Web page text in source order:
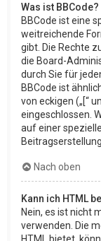
Was ist BBCode?
BBCode ist eine
weitreichende
gibt. Die Rechte
die Board-
durch Sie für
BBCode ist
von eckigen („[“
eingeschlossen.
auf einer
Nach oben
Kann ich HTML
Nein, es ist nicht
verwenden. Die